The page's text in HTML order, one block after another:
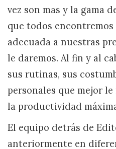
vez son mas y la gama
que todos encontremos
adecuada a nuestras
le daremos. Al fin y al
sus rutinas, sus
personales que mejor
la productividad
El equipo detrás de
anteriormente en